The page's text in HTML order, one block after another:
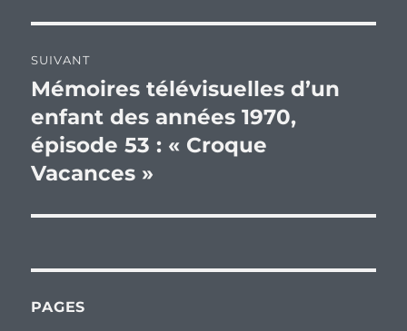
SUIVANT
Publication
suivante :
Mémoires télévisuelles d’un
enfant des années 1970,
épisode 53 : « Croque
Vacances »
PAGES